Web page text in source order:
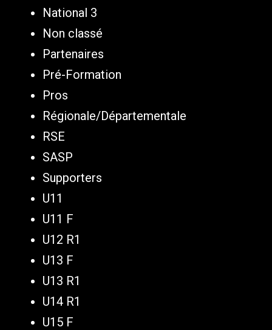
National 3
Non classé
Partenaires
Pré-Formation
Pros
Régionale/Départementale
RSE
SASP
Supporters
U11
U11 F
U12 R1
U13 F
U13 R1
U14 R1
U15 F